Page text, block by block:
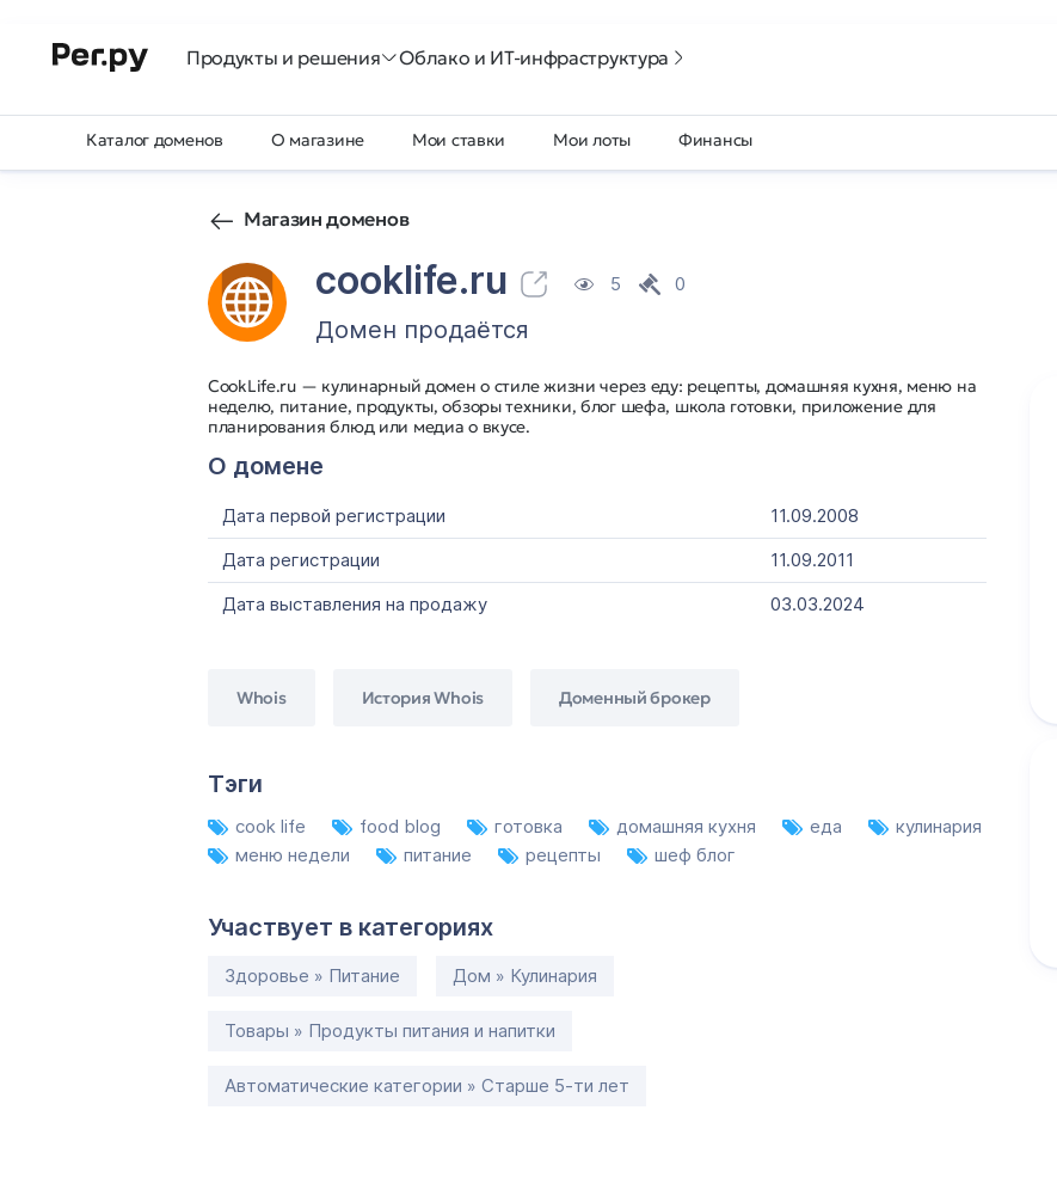
Продукты и решения Облако и ИТ-инфраструктура
Каталог доменов О магазине Мои ставки Мои лоты Финансы
Магазин доменов
cooklife.ru 5 0
Домен продаётся
CookLife.ru — кулинарный домен о стиле жизни через еду: рецепты, домашняя кухня, меню на
неделю, питание, продукты, обзоры техники, блог шефа, школа готовки, приложение для
планирования блюд или медиа о вкусе.
О домене
Дата первой регистрации
11.09.2008
Дата регистрации
11.09.2011
Дата выставления на продажу
03.03.2024
Whois История Whois Доменный брокер
Тэги
cook life food blog готовка домашняя кухня еда
кулинария
меню недели
питание рецепты шеф блог
Участвует в категориях
Здоровье » Питание Дом » Кулинария
Товары » Продукты питания и напитки
Автоматические категории » Старше 5-ти лет